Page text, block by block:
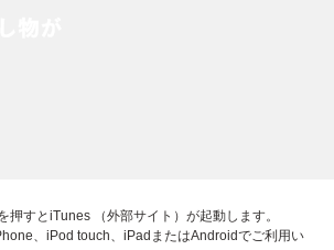
押すとiTunes （外部サイト）が起動します。
、iPod touch、iPadまたはAndroidでご利用い